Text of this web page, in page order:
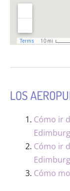
LOS
Cómo ir
Cómo ir
Cómo